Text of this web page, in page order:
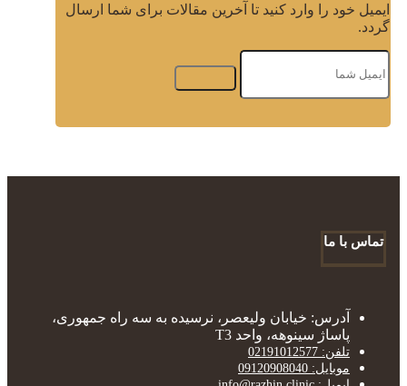
ایمیل خود را وارد کنید تا آخرین مقالات برای شما ارسال
گردد.
تماس با ما
آدرس: خیابان ولیعصر، نرسیده به سه راه جمهوری،
پاساژ سینوهه، واحد T3
تلفن: 02191012577
موبایل: 09120908040